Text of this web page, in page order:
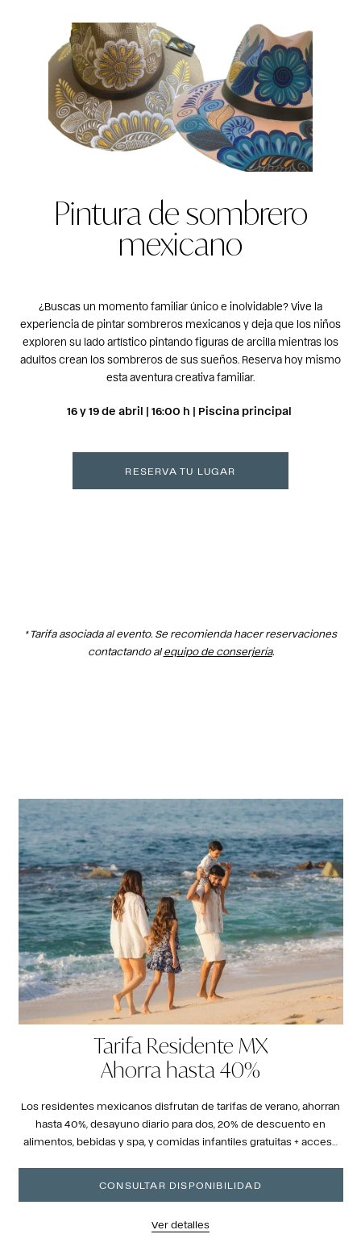
Pintura de sombrero
mexicano
¿Buscas un momento familiar único e inolvidable? Vive la
experiencia de pintar sombreros mexicanos y deja que los niños
exploren su lado artístico pintando figuras de arcilla mientras los
adultos crean los sombreros de sus sueños. Reserva hoy mismo
esta aventura creativa familiar.
16 y 19 de abril | 16:00 h | Piscina principal
RESERVA TU LUGAR
* Tarifa asociada al evento. Se recomienda hacer reservaciones
contactando alequipo de conserjería.
Tarifa Residente MX
Ahorra hasta 40%
Los residentes mexicanos disfrutan de tarifas de verano, ahorran
hasta 40%, desayuno diario para dos, 20% de descuento en
alimentos, bebidas y spa, y comidas infantiles gratuitas + acceso
CONSULTAR DISPONIBILIDAD
Ver detalles